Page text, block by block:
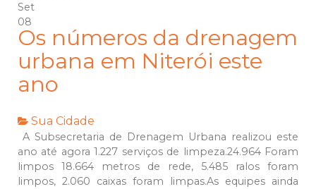
Set
08
Os números da drenagem
urbana em Niterói este
ano
Sua Cidade
A Subsecretaria de Drenagem Urbana realizou este
ano até agora 1.227 serviços de limpeza.24.964 Foram
limpos 18.664 metros de rede, 5.485 ralos foram
limpos, 2.060 caixas foram limpas.As equipes ainda